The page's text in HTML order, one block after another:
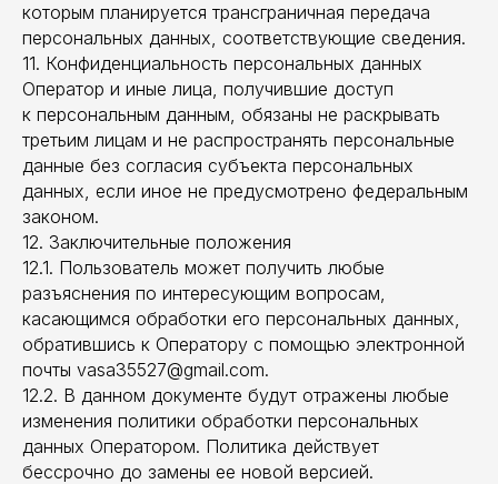
которым планируется трансграничная передача
персональных данных, соответствующие сведения.
11. Конфиденциальность персональных данных
Оператор и иные лица, получившие доступ
к персональным данным, обязаны не раскрывать
третьим лицам и не распространять персональные
данные без согласия субъекта персональных
данных, если иное не предусмотрено федеральным
законом.
12. Заключительные положения
12.1. Пользователь может получить любые
разъяснения по интересующим вопросам,
касающимся обработки его персональных данных,
обратившись к Оператору с помощью электронной
почты vasa35527@gmail.com.
12.2. В данном документе будут отражены любые
изменения политики обработки персональных
данных Оператором. Политика действует
бессрочно до замены ее новой версией.